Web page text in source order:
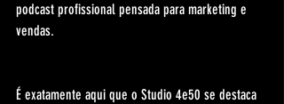
podcast profissional pensada para marketing e
vendas.
É exatamente aqui que o Studio 4e50 se destaca